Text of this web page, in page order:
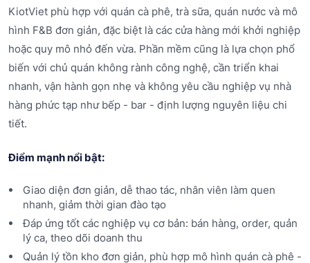
KiotViet phù hợp với quán cà phê, trà sữa, quán nước và mô
hình F&B đơn giản, đặc biệt là các cửa hàng mới khởi nghiệp
hoặc quy mô nhỏ đến vừa. Phần mềm cũng là lựa chọn phổ
biến với chủ quán không rành công nghệ, cần triển khai
nhanh, vận hành gọn nhẹ và không yêu cầu nghiệp vụ nhà
hàng phức tạp như bếp - bar - định lượng nguyên liệu chi
tiết.
Điểm mạnh nổi bật:
Giao diện đơn giản, dễ thao tác, nhân viên làm quen
nhanh, giảm thời gian đào tạo
Đáp ứng tốt các nghiệp vụ cơ bản: bán hàng, order, quản
lý ca, theo dõi doanh thu
Quản lý tồn kho đơn giản, phù hợp mô hình quán cà phê -